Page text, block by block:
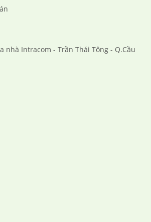
nhà Intracom - Trần Thái Tông - Q.Cầu